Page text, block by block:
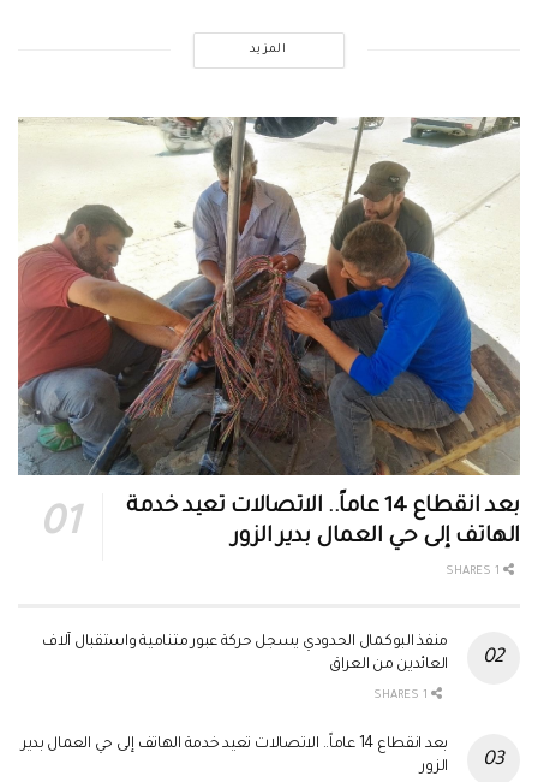
المزيد
بعد انقطاع 14 عاماً.. الاتصالات تعيد خدمة
الهاتف إلى حي العمال بدير الزور
منفذ البوكمال الحدودي يسجل حركة عبور متنامية واستقبال آلاف
العائدين من العراق
بعد انقطاع 14 عاماً.. الاتصالات تعيد خدمة الهاتف إلى حي العمال بدير
الزور